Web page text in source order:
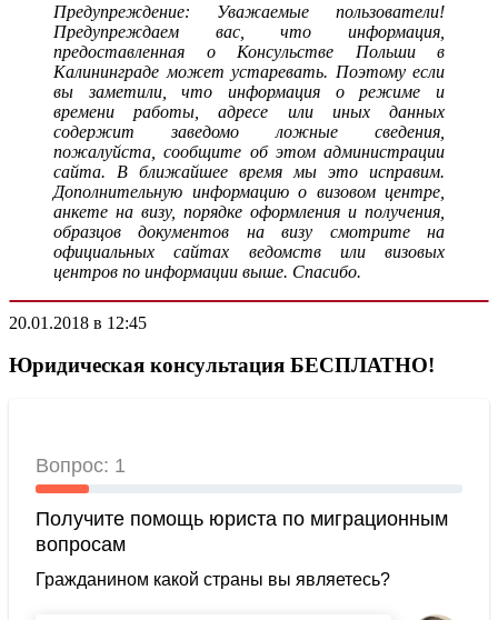
Предупреждение: Уважаемые пользователи!
Предупреждаем вас, что информация,
предоставленная о Консульстве Польши в
Калининграде может устаревать. Поэтому если
вы заметили, что информация о режиме и
времени работы, адресе или иных данных
содержит заведомо ложные сведения,
пожалуйста, сообщите об этом администрации
сайта. В ближайшее время мы это исправим.
Дополнительную информацию о визовом центре,
анкете на визу, порядке оформления и получения,
образцов документов на визу смотрите на
официальных сайтах ведомств или визовых
центров по информации выше. Спасибо.
20.01.2018 в 12:45
Юридическая консультация БЕСПЛАТНО!